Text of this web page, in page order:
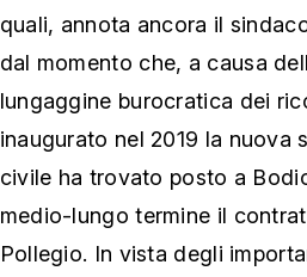
quali, annota ancora il
dal momento che, a causa
lungaggine burocratica dei
inaugurato nel 2019 la nuova
civile ha trovato posto a
medio-lungo termine il
Pollegio. In vista degli